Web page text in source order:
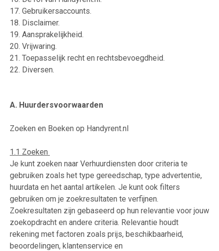
17. Gebruikersaccounts.
18. Disclaimer.
19. Aansprakelijkheid.
20. Vrijwaring.
21. Toepasselijk recht en rechtsbevoegdheid.
22. Diversen.
A. Huurdersvoorwaarden
Zoeken en Boeken op Handyrent.nl
1.1 Zoeken
Je kunt zoeken naar Verhuurdiensten door criteria te
gebruiken zoals het type gereedschap, type advertentie,
huurdata en het aantal artikelen. Je kunt ook filters
gebruiken om je zoekresultaten te verfijnen.
Zoekresultaten zijn gebaseerd op hun relevantie voor jouw
zoekopdracht en andere criteria. Relevantie houdt
rekening met factoren zoals prijs, beschikbaarheid,
beoordelingen, klantenservice en